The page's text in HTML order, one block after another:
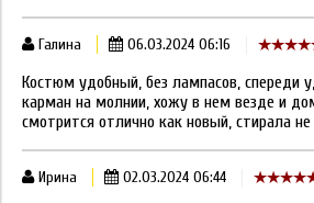
Галина 06.03.2024 06:16
Костюм удобный, без лампасов, спереди
карман на молнии, хожу в нем везде и
смотрится отлично как новый, стирала
Ирина 02.03.2024 06:44